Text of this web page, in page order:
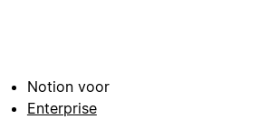
Notion voor
Enterprise